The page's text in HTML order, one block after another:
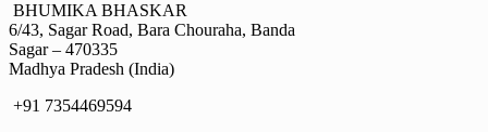
BHUMIKA BHASKAR
6/43, Sagar Road, Bara Chouraha, Banda
Sagar – 470335
Madhya Pradesh (India)
+91 7354469594